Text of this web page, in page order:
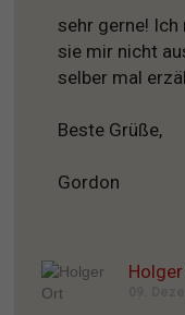
sehr gerne!
sie mir nicht
selber mal
Beste Grüße,
Gordon